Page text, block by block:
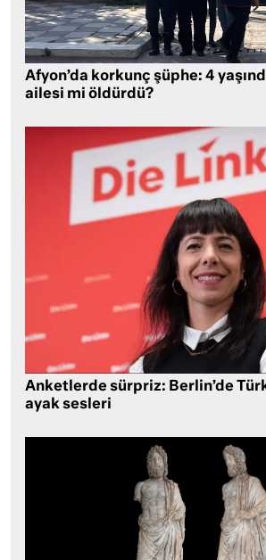
Afyon’da korkunç şüphe: 4
ailesi mi öldürdü?
Anketlerde sürpriz: Berlin’de
ayak sesleri